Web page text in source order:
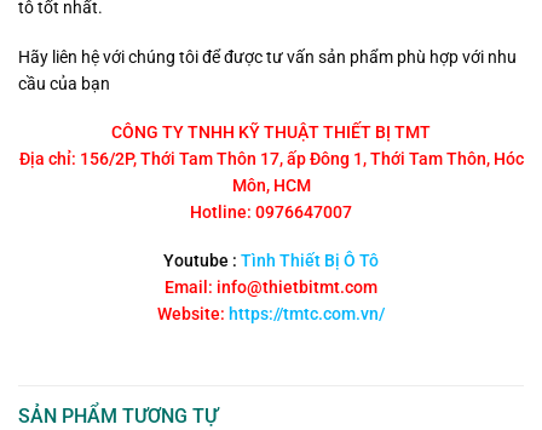
tô tốt nhất.
Hãy liên hệ với chúng tôi để được tư vấn sản phẩm phù hợp với nhu
cầu của bạn
CÔNG TY TNHH KỸ THUẬT THIẾT BỊ TMT
Địa chỉ: 156/2P, Thới Tam Thôn 17, ấp Đông 1, Thới Tam Thôn, Hóc
Môn, HCM
Hotline: 0976647007
Youtube : Tình Thiết Bị Ô Tô
Email: info@thietbitmt.com
Website: https://tmtc.com.vn/
SẢN PHẨM TƯƠNG TỰ